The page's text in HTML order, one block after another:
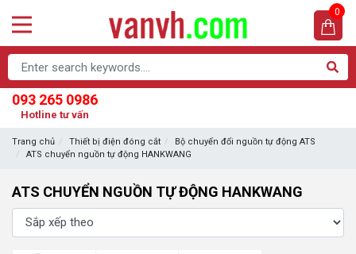
093 265 0986
Hotline tư vấn
0
Trang chủ Thiết bị điện đóng cắt
Bộ chuyển đổi nguồn tự động ATS
ATS chuyển nguồn tự động HANKWANG
ATS CHUYỂN NGUỒN TỰ ĐỘNG HANKWANG